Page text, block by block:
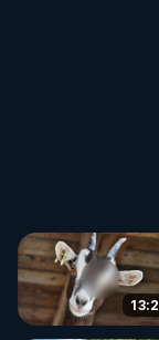
🌱
https://